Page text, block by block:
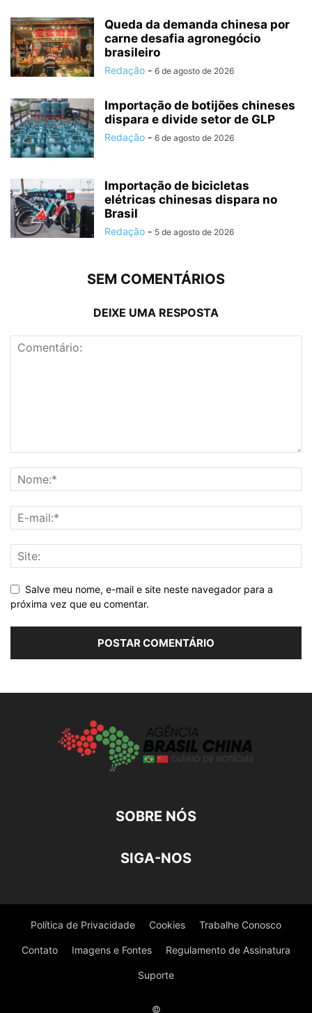
Queda da demanda chinesa por
carne desafia agronegócio
brasileiro
Redação - 6 de agosto de 2026
Importação de botijões chineses
dispara e divide setor de GLP
Redação - 6 de agosto de 2026
Importação de bicicletas
elétricas chinesas dispara no
Brasil
Redação - 5 de agosto de 2026
SEM COMENTÁRIOS
DEIXE UMA RESPOSTA
Salve meu nome, e-mail e site neste navegador para a
próxima vez que eu comentar.
SOBRE NÓS
SIGA-NOS
Política de Privacidade Cookies Trabalhe Conosco
Contato Imagens e Fontes Regulamento de Assinatura
Suporte
©